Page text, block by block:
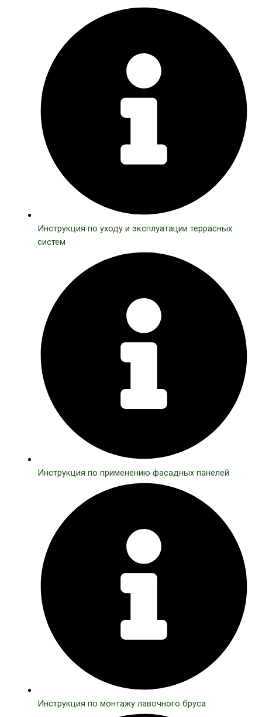
Инструкция по уходу и эксплуатации террасных
систем
Инструкция по применению фасадных панелей
Инструкция по монтажу лавочного бруса